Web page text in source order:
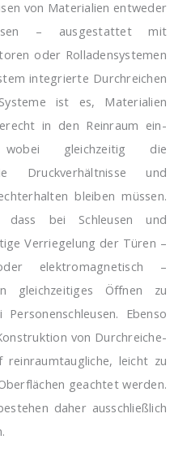
von Materialien entweder
– ausgestattet mit
oder Rolladensystemen
integrierte Durchreichen
ist es, Materialien
in den Reinraum ein-
wobei gleichzeitig die
Druckverhältnisse und
bleiben müssen.
bei Schleusen und
Verriegelung der Türen –
elektromagnetisch –
gleichzeitiges Öffnen zu
Ebenso
von Durchreiche-
reinraumtaugliche, leicht zu
geachtet werden.
daher ausschließlich